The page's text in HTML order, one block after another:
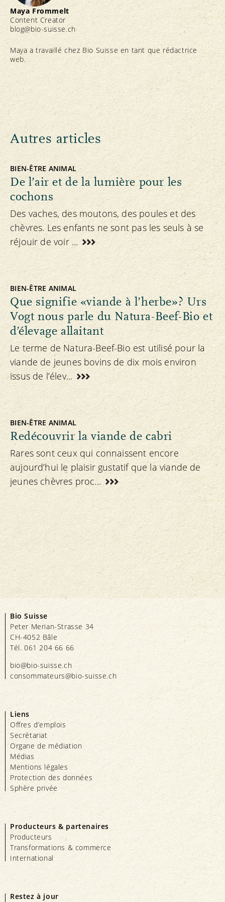
Maya Frommelt
Content Creator
blog@bio-suisse.ch
Maya a travaillé chez Bio Suisse en tant que rédactrice
web.
Autres articles
BIEN-ÊTRE ANIMAL
De l’air et de la lumière pour les
cochons
Des vaches, des moutons, des poules et des
chèvres. Les enfants ne sont pas les seuls à se
réjouir de voir ...
BIEN-ÊTRE ANIMAL
Que signifie «viande à l’herbe»? Urs
Vogt nous parle du Natura-Beef-Bio et
d’élevage allaitant
Le terme de Natura-Beef-Bio est utilisé pour la
viande de jeunes bovins de dix mois environ
issus de l’élev...
BIEN-ÊTRE ANIMAL
Redécouvrir la viande de cabri
Rares sont ceux qui connaissent encore
aujourd’hui le plaisir gustatif que la viande de
jeunes chèvres proc...
Bio Suisse
Peter Merian-Strasse 34
CH-4052 Bâle
Tél. 061 204 66 66
bio@bio-suisse.ch
consommateurs@bio-suisse.ch
Liens
Offres d’emplois
Secrétariat
Organe de médiation
Médias
Mentions légales
Protection des données
Sphère privée
Producteurs & partenaires
Producteurs
Transformations & commerce
International
Restez à jour